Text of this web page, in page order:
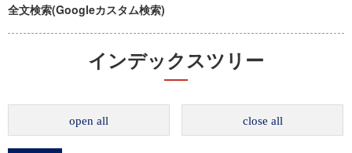
全文検索(Googleカスタム検索)
インデックスツリー
open all close all